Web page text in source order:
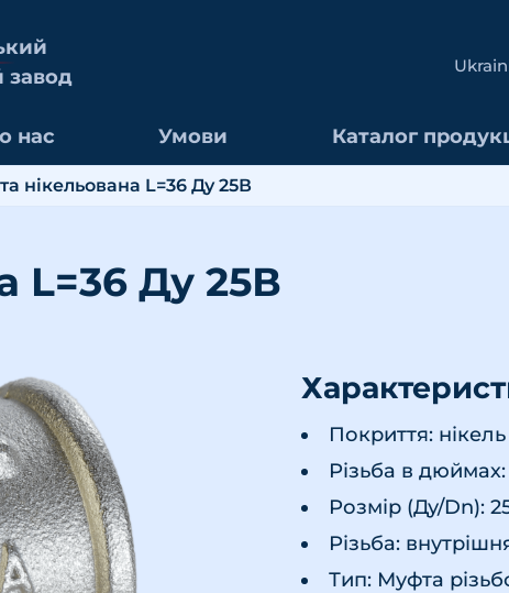
завод
нас Умови Каталог
нікельована L=36 Ду 25В
L=36 Ду 25В
Покриття: нікель
Різьба в дюймах:
Розмір (Ду/Dn):
Різьба:
Тип: Муфта